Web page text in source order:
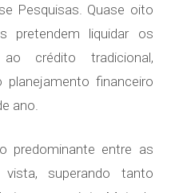
Pesquisas. Quase oito
pretendem liquidar os
crédito tradicional,
financeiro
ano.
predominante entre as
superando tanto